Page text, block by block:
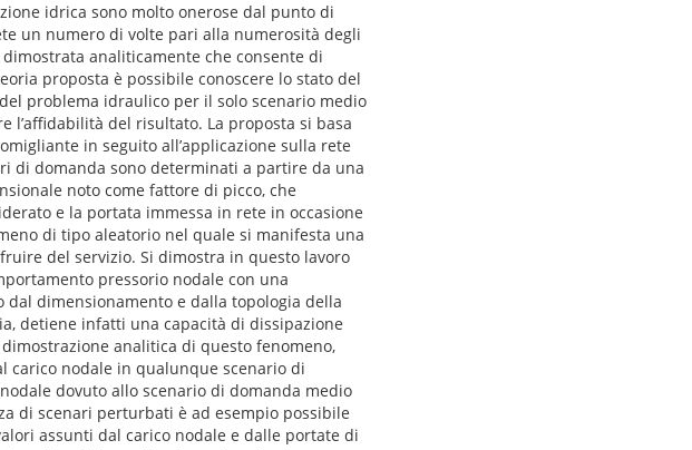
idrica sono molto onerose dal punto di
un numero di volte pari alla numerosità degli
analiticamente che consente di
proposta è possibile conoscere lo stato del
problema idraulico per il solo scenario medio
l’affidabilità del risultato. La proposta si basa
in seguito all’applicazione sulla rete
di domanda sono determinati a partire da una
noto come fattore di picco, che
e la portata immessa in rete in occasione
di tipo aleatorio nel quale si manifesta una
del servizio. Si dimostra in questo lavoro
pressorio nodale con una
dimensionamento e dalla topologia della
detiene infatti una capacità di dissipazione
analitica di questo fenomeno,
carico nodale in qualunque scenario di
dovuto allo scenario di domanda medio
di scenari perturbati è ad esempio possibile
assunti dal carico nodale e dalle portate di